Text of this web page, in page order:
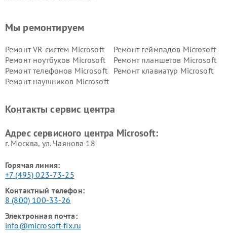
Мы ремонтируем
Ремонт VR систем Microsoft
Ремонт геймпадов Microsoft
Ремонт ноутбуков Microsoft
Ремонт планшетов Microsoft
Ремонт телефонов Microsoft
Ремонт клавиатур Microsoft
Ремонт наушников Microsoft
Контакты сервис центра
Адрес сервисного центра Microsoft:
г. Москва, ул. Чаянова 18
Горячая линия:
+7 (495) 023-73-25
Контактный телефон:
8 (800) 100-33-26
Электронная почта:
info@microsoft-fix.ru